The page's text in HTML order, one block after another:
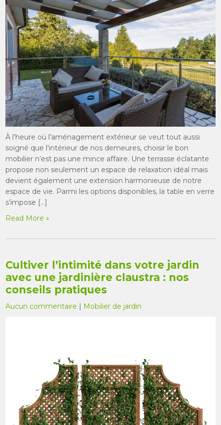
À l’heure où l’aménagement extérieur se veut tout aussi
soigné que l’intérieur de nos demeures, choisir le bon
mobilier n’est pas une mince affaire. Une terrasse éclatante
propose non seulement un espace de relaxation idéal mais
devient également une extension harmonieuse de notre
espace de vie. Parmi les options disponibles, la table en verre
s’impose […]
Read More »
Cultiver l’intimité dans votre jardin
avec une jardinière claustra : nos
conseils pratiques
Aucun commentaire | Mobilier de jardin